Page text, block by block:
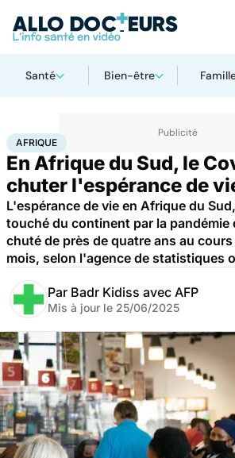
Santé Bien-être
AccueilSanté Maladies infectieuses
AFRIQUE
En Afrique du Sud, le
chuter l'espérance de
L'espérance de vie en Afrique du
touché du continent par la pandémie
chuté de près de quatre ans au
mois, selon l'agence de statistiques
Par Badr Kidiss avec AFP
Mis à jour le 25/06/2025